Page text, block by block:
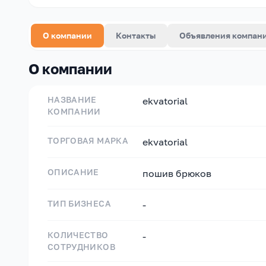
О компании Контакты Объявления
О компании
НАЗВАНИЕ
КОМПАНИИ
ekvatorial
ТОРГОВАЯ МАРКА ekvatorial
ОПИСАНИЕ пошив брюков
ТИП БИЗНЕСА -
КОЛИЧЕСТВО
СОТРУДНИКОВ
-